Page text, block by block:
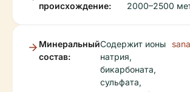
происхождение:
2000–2500
Минеральный
состав:
Содержит ионы
натрия,
бикарбоната,
сульфата,